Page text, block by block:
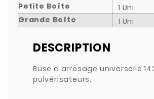
Petite Boîte
1 Uni
Grande Boîte
1 Uni
DESCRIPTION
Buse d arrosage universelle
pulvérisateurs.